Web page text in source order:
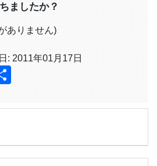
ましたか？
ありません)
: 2011年01月17日